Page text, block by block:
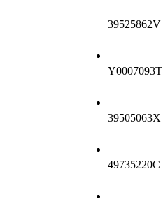
39525862V
Y0007093T
39505063X
49735220C